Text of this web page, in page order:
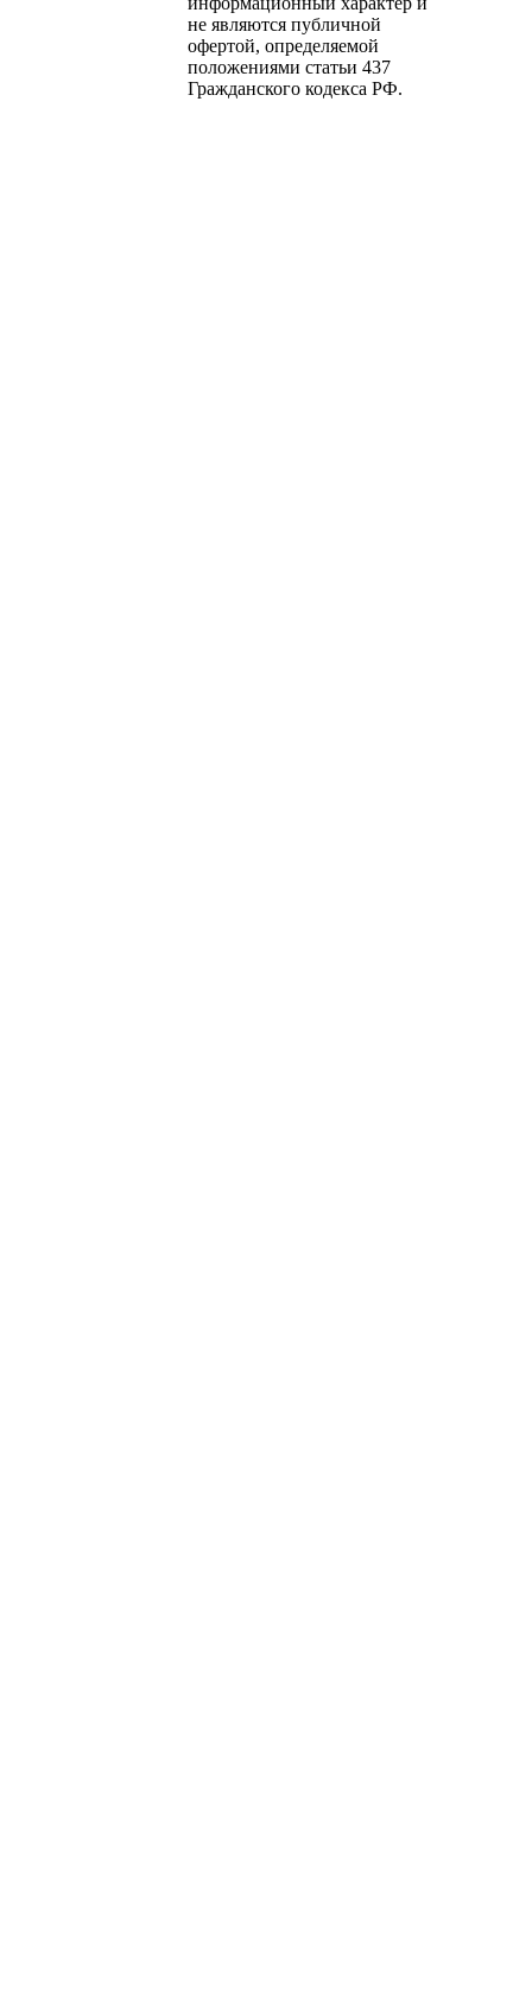
не являются публичной
офертой, определяемой
положениями статьи 437
Гражданского кодекса РФ.